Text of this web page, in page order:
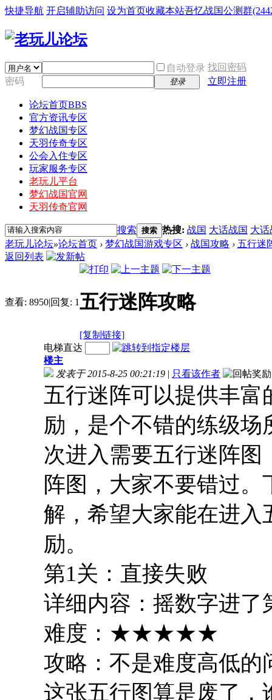
快捷导航 开启辅助访问 设为首页收藏本站吾忆战国公测群
自动登录 找回密码
密码
登录 立即注册
论坛首页BBS
官方资讯专区
梦幻战国专区
天羽传奇专区
公会入住专区
玩家服务专区
老玩儿平台
梦幻战国官网
天羽传奇官网
搜索 搜索 热搜: 战国 大话战国 大话
老玩儿论坛»论坛首页 › 梦幻战国游戏专区 › 战国攻略 › 五行迷
返回列表
查看: 8950|回复: 1五行迷阵攻略
[复制链接]
电梯直达
楼主
发表于 2015-8-25 00:21:19 | 只看该作者
五行迷阵可以提供丰
励，是个不错的练级
次进入需要五行迷阵
阵图，大家不要错过
解，希望大家能在进入
励。
第1关：直接失败
详细内容：摇数字进了
难度：★★★★★
攻略：不是难度高低的
这张五行图算是废了，